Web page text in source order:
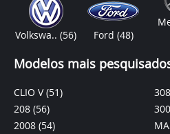
Volkswa..(56) Ford (48)
Modelos mais
CLIO V(51)
208 (56)
2008 (54)
308